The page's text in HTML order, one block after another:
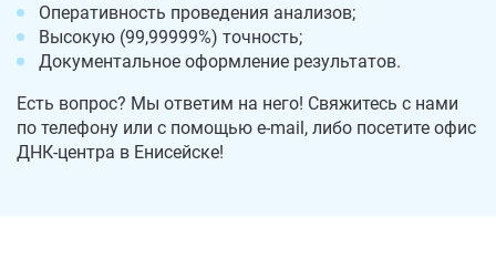
Оперативность проведения анализов;
Высокую (99,99999%) точность;
Документальное оформление результатов.
Есть вопрос? Мы ответим на него! Свяжитесь с нами
по телефону или с помощью e-mail, либо посетите офис
ДНК-центра в Енисейске!